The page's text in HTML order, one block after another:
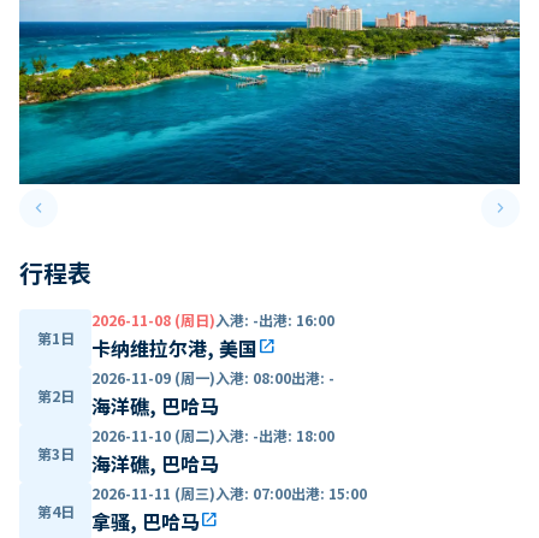
keyboard_arrow_leftPrevious slide keyboard_arrow_right
行程表
第1日
2026-11-08 (周日)入港: -出港: 16:00
卡纳维拉尔港, 美国open_in_new
第2日
2026-11-09 (周一)入港: 08:00出港: -
海洋礁, 巴哈马
第3日
2026-11-10 (周二)入港: -出港: 18:00
海洋礁, 巴哈马
第4日
2026-11-11 (周三)入港: 07:00出港: 15:00
拿骚, 巴哈马open_in_new